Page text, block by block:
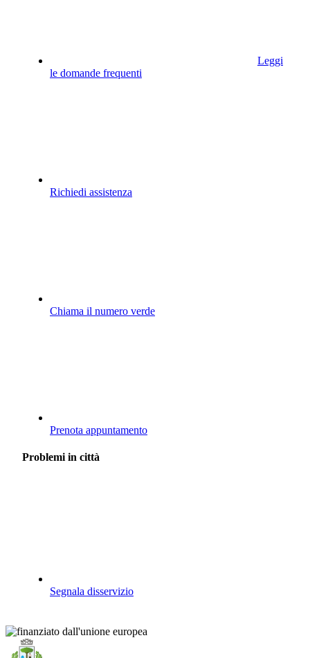
Leggi
le domande frequenti
Richiedi assistenza
Chiama il numero verde
Prenota appuntamento
Problemi in città
Segnala disservizio